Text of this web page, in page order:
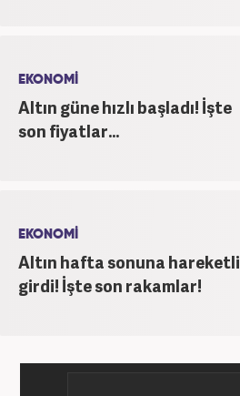
EKONOMİ
Altın güne hızlı başladı! İşte
son fiyatlar...
EKONOMİ
Altın hafta sonuna hareketli
girdi! İşte son rakamlar!